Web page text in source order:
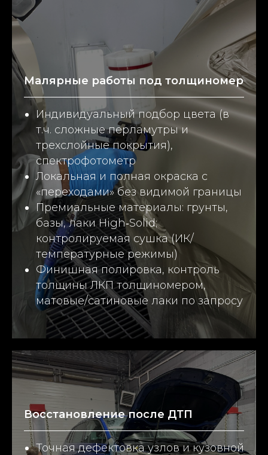
Малярные работы под толщиномер
Индивидуальный подбор цвета (в
т.ч. сложные перламутры и
трехслойные покрытия),
спектрофотометр
Локальная и полная окраска с
«переходами» без видимой границы
Премиальные материалы: грунты,
базы, лаки High‑Solid;
контролируемая сушка (ИК/
температурные режимы)
Финишная полировка, контроль
толщины ЛКП толщиномером,
матовые/сатиновые лаки по запросу
Восстановление после ДТП
Точная дефектовка узлов и кузовной